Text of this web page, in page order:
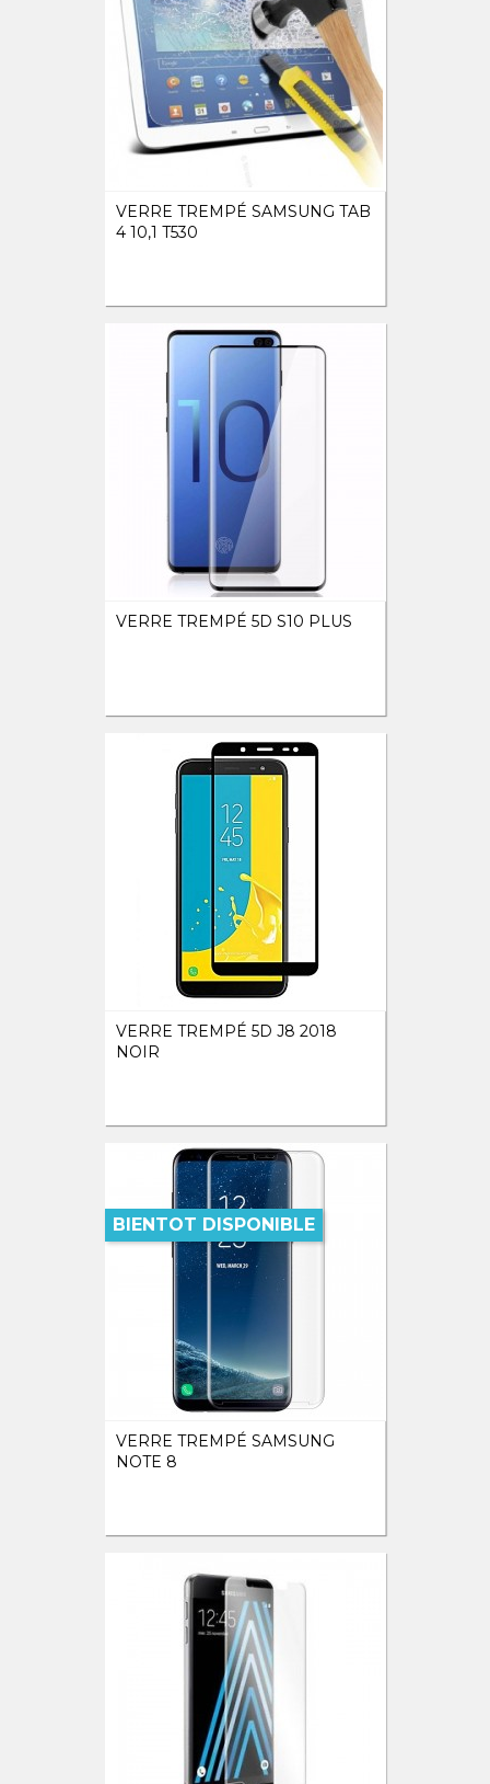
VERRE TREMPÉ SAMSUNG TAB
4 10,1 T530
VERRE TREMPÉ 5D S10 PLUS
VERRE TREMPÉ 5D J8 2018
NOIR
VERRE TREMPÉ SAMSUNG
NOTE 8
BIENTOT DISPONIBLE